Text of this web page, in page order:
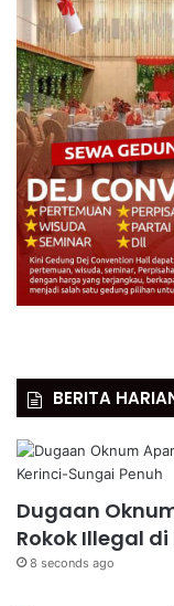
BERITA
Dugaan
Rokok Illegal
8 seconds ago